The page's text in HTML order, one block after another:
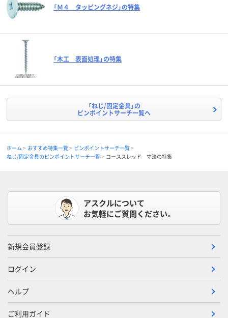
「Ｍ４ タッピングネジ」の特集
「木工 表面処理」の特集
「ねじ/固定金具」の
ピンポイントサーチ一覧へ
ホーム おすすめ特集一覧
ピンポイントサーチ一覧
ねじ/固定金具のピンポイントサーチ一覧
コーススレッド 寸法の特集
アスクルについて
お気軽にご質問ください。
新規会員登録
ログイン
ヘルプ
ご利用ガイド